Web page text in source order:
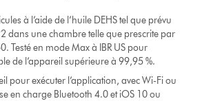
à l’aide de l’huile DEHS tel que prévu
dans une chambre telle que prescrite par
Testé en mode Max à IBR US pour
de l’appareil supérieure à 99,95 %.
pour exécuter l’application, avec Wi-Fi ou
en charge Bluetooth 4.0 et iOS 10 ou